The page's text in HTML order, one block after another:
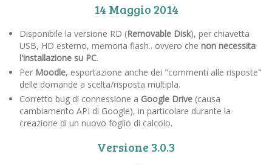
14 Maggio 2014
Disponibile la versione RD (Removable Disk), per chiavetta
USB, HD esterno, memoria flash.. ovvero che non necessita
l'installazione su PC.
Per Moodle, esportazione anche dei "commenti alle risposte"
delle domande a scelta/risposta multipla.
Corretto bug di connessione a Google Drive (causa
cambiamento API di Google), in particolare durante la
creazione di un nuovo foglio di calcolo.
Versione 3.0.3